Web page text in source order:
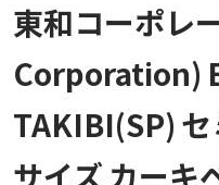
東和コーポレ
Corporation)
TAKIBI(SP)
サイズ カーキ